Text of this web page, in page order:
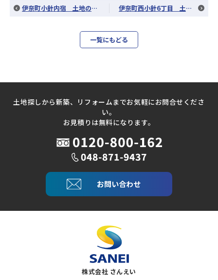
伊奈町小針内宿 土地のお引渡し 伊奈町西小針6丁目 土地のお引渡し
一覧にもどる
土地探しから新築、リフォームまでお気軽にお問合せくださ
い。
お見積りは無料になります。
お問い合わせ
株式会社 さんえい